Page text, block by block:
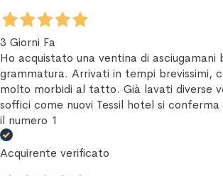
3 Giorni Fa
Ho acquistato una ventina di asciugamani
grammatura. Arrivati in tempi brevissimi,
molto morbidi al tatto. Già lavati diverse
soffici come nuovi Tessil hotel si
il numero 1
Acquirente verificato